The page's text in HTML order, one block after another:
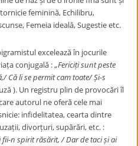
feminină, Echilibru,
Femeia ideală, Sugestie etc.
excelează în jocurile
conjugală : ,,Fericiți sunt peste
Că li se permit cam toate/ Și-s
). Un registru plin de provocări îl
autorul ne oferă cele mai
infidelitatea, cearta dintre
divorțuri, supărări, etc. :
fii-n spirit răsărit, / Dar de taci și ai